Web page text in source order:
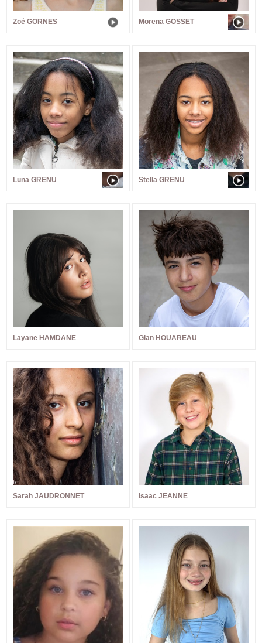
Zoé GORNES Morena GOSSET
Luna GRENU Stella GRENU
Layane HAMDANE Gian HOUAREAU
Sarah JAUDRONNET Isaac JEANNE